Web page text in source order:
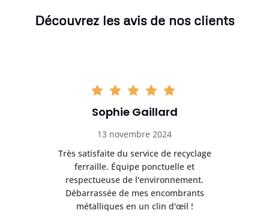
Découvrez les avis de nos clients
Sophie Gaillard
13 novembre 2024
Très satisfaite du service de recyclage
ferraille. Équipe ponctuelle et
respectueuse de l'environnement.
Débarrassée de mes encombrants
métalliques en un clin d'œil !